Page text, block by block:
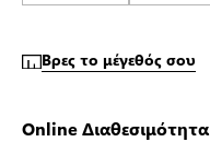
Βρες το μέγεθός σου
Online Διαθεσιμότητα